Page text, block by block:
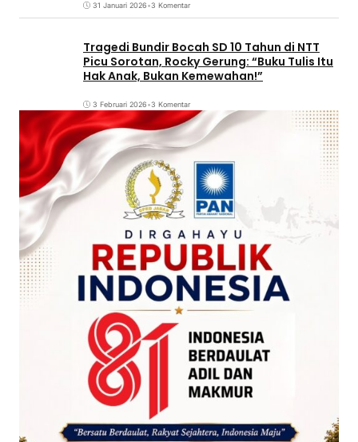
31 Januari 2026•3 Komentar
Tragedi Bundir Bocah SD 10 Tahun di NTT
Picu Sorotan, Rocky Gerung: “Buku Tulis Itu
Hak Anak, Bukan Kemewahan!”
3 Februari 2026•3 Komentar